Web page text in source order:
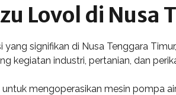
Lovol di Nusa
signifikan di Nusa Tenggara
kegiatan industri, pertanian, dan
mengoperasikan mesin pompa